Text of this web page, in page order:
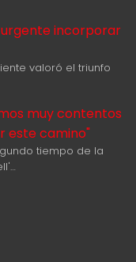
urgente incorporar
valoró el triunfo
muy contentos
este camino"
tiempo de la